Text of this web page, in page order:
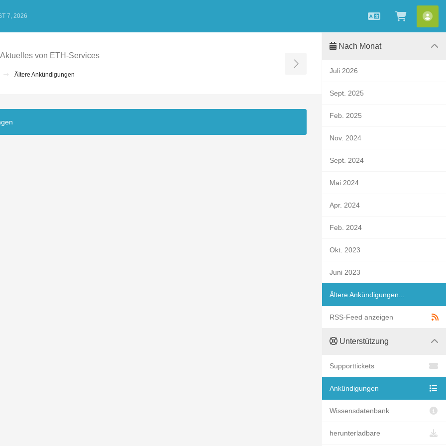
7, 2026
DeutschZum
Aktuelles von ETH-Services
Ältere Ankündigungen Toggle Sidebar
Nach Monat
Juli 2026
Sept. 2025
Feb. 2025
Nov. 2024
Sept. 2024
Mai 2024
Apr. 2024
Feb. 2024
Okt. 2023
Juni 2023
Ältere Ankündigungen...
RSS-Feed anzeigen
Unterstützung
Supporttickets
Ankündigungen
Wissensdatenbank
herunterladbare